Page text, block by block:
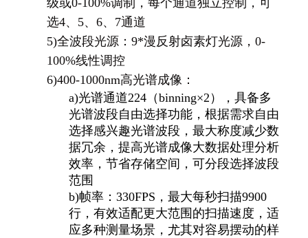
级或0-100%调制，每个通道独立控制，可
选4、5、6、7通道
5)全波段光源：9*漫反射卤素灯光源，0-
100%线性调控
6)400-1000nm高光谱成像：
a)光谱通道224（binning×2），具备多
光谱波段自由选择功能，根据需求自由
选择感兴趣光谱波段，最大称度减少数
据冗余，提高光谱成像大数据处理分析
效率，节省存储空间，可分段选择波段
范围
b)帧率：330FPS，最大每秒扫描9900
行，有效适配更大范围的扫描速度，适
应多种测量场景，尤其对容易摆动的样